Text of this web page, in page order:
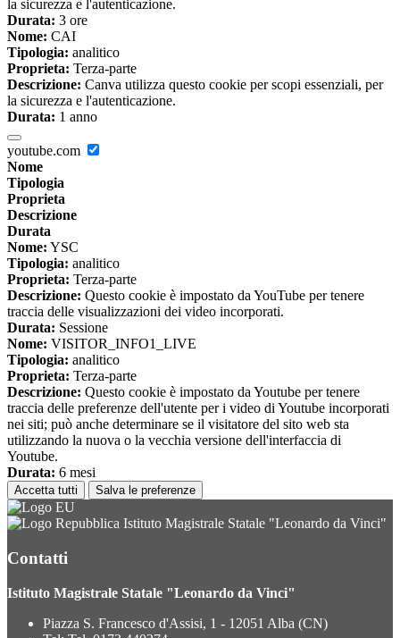
la sicurezza e l'autenticazione.
Durata: 3 ore
Nome: CAI
Tipologia: analitico
Proprieta: Terza-parte
Descrizione: Canva utilizza questo cookie per scopi essenziali, per
la sicurezza e l'autenticazione.
Durata: 1 anno
youtube.com
Nome
Tipologia
Proprieta
Descrizione
Durata
Nome: YSC
Tipologia: analitico
Proprieta: Terza-parte
Descrizione: Questo cookie è impostato da YouTube per tenere
traccia delle visualizzazioni dei video incorporati.
Durata: Sessione
Nome: VISITOR_INFO1_LIVE
Tipologia: analitico
Proprieta: Terza-parte
Descrizione: Questo cookie è impostato da Youtube per tenere
traccia delle preferenze dell'utente per i video di Youtube incorporati
nei siti; può anche determinare se il visitatore del sito web sta
utilizzando la nuova o la vecchia versione dell'interfaccia di
Youtube.
Durata: 6 mesi
Accetta tutti Salva le preferenze
Istituto Magistrale Statale "Leonardo da Vinci"
Contatti
Istituto Magistrale Statale "Leonardo da Vinci"
Piazza S. Francesco d'Assisi, 1 - 12051 Alba (CN)